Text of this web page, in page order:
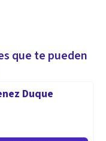
que te pueden
Duque